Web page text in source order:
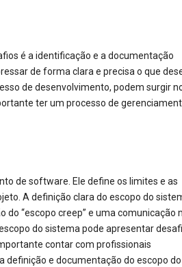
é a identificação e a documentação
de forma clara e precisa o que
de desenvolvimento, podem surgir
ter um processo de
de software. Ele define os limites e as
A definição clara do escopo do
“escopo creep” e uma comunicação
do sistema pode apresentar
contar com profissionais
definição e documentação do escopo do